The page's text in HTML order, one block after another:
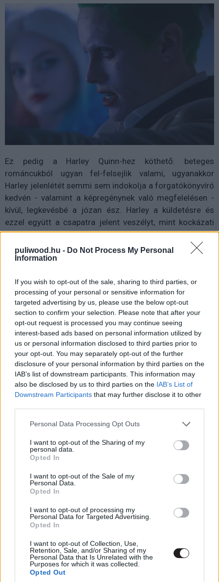
puliwood.hu - Do Not Process My Personal
Information
If you wish to opt-out of the sale, sharing to third parties, or
processing of your personal or sensitive information for
targeted advertising by us, please use the below opt-out
section to confirm your selection. Please note that after your
opt-out request is processed you may continue seeing
interest-based ads based on personal information utilized by
us or personal information disclosed to third parties prior to
your opt-out. You may separately opt-out of the further
disclosure of your personal information by third parties on the
IAB’s list of downstream participants. This information may
also be disclosed by us to third parties on the IAB’s List of
Downstream Participants that may further disclose it to other
Please note that this website/app uses one or more Google
not limited to your visit or usage behaviour. You may click to
grant or deny consent to Google and its third-party tags to
use your data for below specified purposes in below Google
consent section.
Personal Data Processing Opt Outs
I want to opt-out of the Sharing of my
personal data.
Opted In
I want to opt-out of the Sale of my
Personal Data.
Opted In
I want to opt-out of processing my
Personal Data for Targeted Advertising.
Opted In
I want to opt-out of Collection, Use,
Retention, Sale, and/or Sharing of my
Personal Data that Is Unrelated with the
Purposes for which it was collected.
Opted Out
Ez pedig a Harley Quinn-hez köthető: beteges
románcukból ugyan fel-felsejlik valami, ugyanakkor
Harley jelenlétét semmi sem indokolja a forgatókönyvíró
kedvén - valamint a képregénynek való megfelelésen -
kívül, legkevésbé a józan ész. Harley a küldetésre és
ezzel együtt a csapatra jelent veszélyt, mint kockázati
tényező Joker csajaként, és ezt a mindent látó, mindent
halló Amanda Wallernek kellene a leginkább tudnia. A női
karakterek egyébként is problémásak a filmben: Waller
jelenet is (a technikusok lelövése) hozzá köthető, Harley
Quinn-t viszont elsősorban Margot Robbie játéka menti
meg. Az utolsó pillanatban a csapathoz csapódó Katana,
a már említett Varázslónő, vagy Harley Quinn mind a
boldogságról, a normál életről álmodoznak egy férfi
oldalán (Harley konkrétan Jokerén), ami Ayer és a
készítők részéről nem kevés szexizmusról árulkodik.
A filmet pedig sem a látvány, sem pedig a humor terén
elején még a videoklippes felvezető videók során vannak
ötletes vizuális megoldások, de az akciók teljesen
jellegtelenek és ötlettelenek a CGI lények
kaszabolásával. Akárcsak a film végi boss harc (egy
teleportáló boszi miért áll le bunyózni?), a humor
bonbonok jó részét pedig elsütötték az előzetesekben és